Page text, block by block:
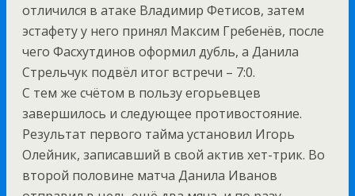
отличился в атаке Владимир Фетисов, затем
эстафету у него принял Максим Гребенёв, после
чего Фасхутдинов оформил дубль, а Данила
Стрельчук подвёл итог встречи – 7:0.
С тем же счётом в пользу егорьевцев
завершилось и следующее противостояние.
Результат первого тайма установил Игорь
Олейник, записавший в свой актив хет-трик. Во
второй половине матча Данила Иванов